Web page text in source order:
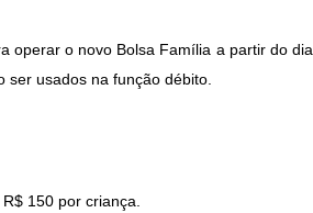
operar o novo Bolsa Família a partir do dia
usados na função débito.
150 por criança.